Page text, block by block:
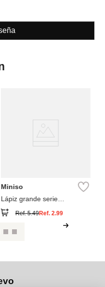
Miniso
Lápiz grande serie
Ref.5.49Ref.2.99